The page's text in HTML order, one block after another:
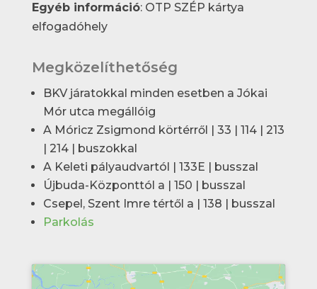
Egyéb információ: OTP SZÉP kártya
elfogadóhely
Megközelíthetőség
BKV járatokkal minden esetben a Jókai
Mór utca megállóig
A Móricz Zsigmond körtérről | 33 | 114 | 213
| 214 | buszokkal
A Keleti pályaudvartól | 133E | busszal
Újbuda-Központtól a | 150 | busszal
Csepel, Szent Imre tértől a | 138 | busszal
Parkolás